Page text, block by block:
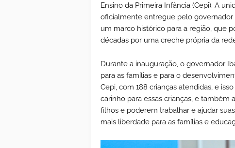
Ensino da Primeira Infância (Cepi). A
oficialmente entregue pelo governador
um marco histórico para a região, que
décadas por uma creche própria da
Durante a inauguração, o governador
para as famílias e para o
Cepi, com 188 crianças atendidas, e
carinho para essas crianças, e também
filhos e poderem trabalhar e ajudar
mais liberdade para as famílias e